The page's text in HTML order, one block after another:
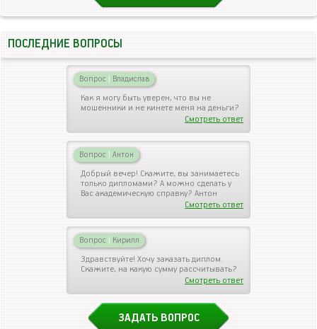
ПОСЛЕДНИЕ ВОПРОСЫ
Вопрос | Владислав
Как я могу быть уверен, что вы не
мошенники и не кинете меня на деньги?
Смотреть ответ
Вопрос | Антон
Добрый вечер! Скажите, вы занимаетесь
только дипломами? А можно сделать у
Вас академическую справку? Антон
Смотреть ответ
Вопрос | Кирилл
Здравствуйте! Хочу заказать диплом.
Скажите, на какую сумму рассчитывать?
Смотреть ответ
ЗАДАТЬ ВОПРОС